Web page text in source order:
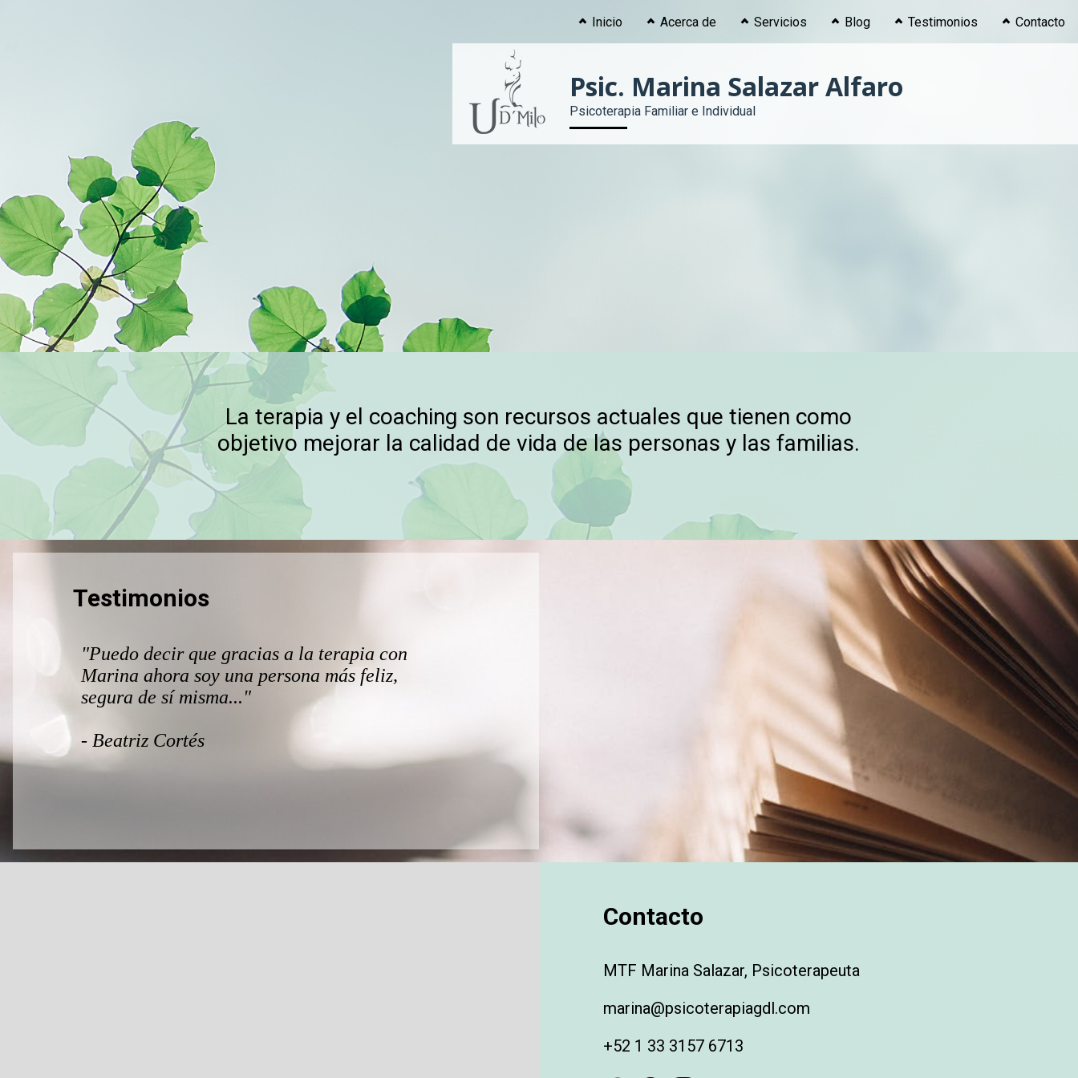
Inicio Acerca de Servicios Blog Testimonios Contacto
Psic. Marina Salazar Alfaro
Psicoterapia Familiar e Individual
La terapia y el coaching son recursos actuales que tienen como
objetivo mejorar la calidad de vida de las personas y las familias.
Testimonios
"Puedo decir que gracias a la terapia con
Marina ahora soy una persona más feliz,
segura de sí misma..."
- Beatriz Cortés
Contacto
MTF Marina Salazar, Psicoterapeuta
marina@psicoterapiagdl.com
+52 1 33 3157 6713